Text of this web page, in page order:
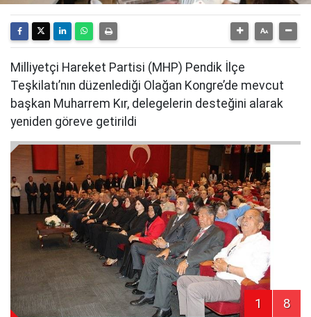
Milliyetçi Hareket Partisi (MHP) Pendik İlçe
Teşkilatı’nın düzenlediği Olağan Kongre’de mevcut
başkan Muharrem Kır, delegelerin desteğini alarak
yeniden göreve getirildi
1 8